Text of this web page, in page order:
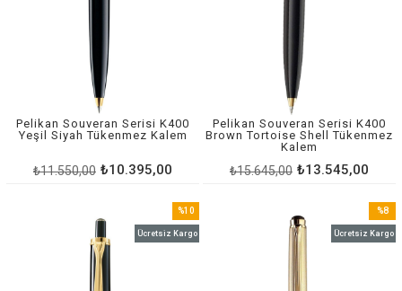
Pelikan Souveran Serisi K400
Yeşil Siyah Tükenmez Kalem
₺10.395,00
₺11.550,00
Pelikan Souveran Serisi K400
Brown Tortoise Shell Tükenmez
Kalem
₺13.545,00
₺15.645,00
%10
İndirim
Ücretsiz Kargo
%8
İndirim
Ücretsiz Kargo